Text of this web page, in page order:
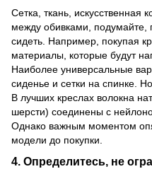
Сетка, ткань, искусственная
между обивками, подумайте,
сидеть. Например, покупая
материалы, которые будут
Наиболее универсальные
сиденье и сетки на спинке.
В лучших креслах волокна
шерсти) соединены с
Однако важным моментом
модели до покупки.
4. Определитесь, не